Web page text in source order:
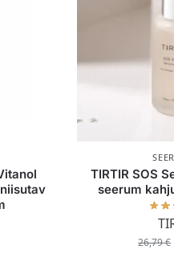
TIRTIR SOS
seerum
26,79€